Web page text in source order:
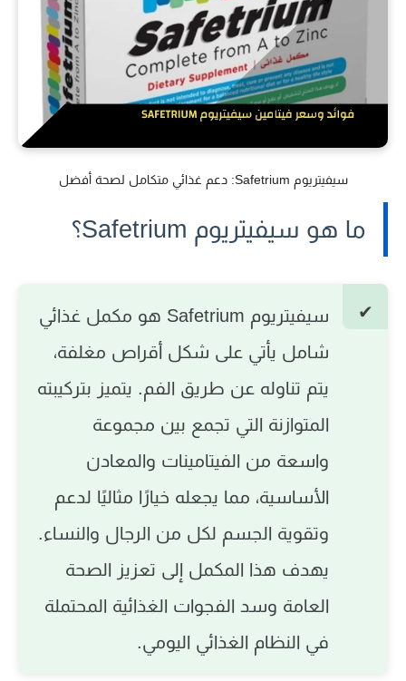
سيفيتريوم Safetrium: دعم غذائي متكامل لصحة أفضل
ما هو سيفيتريوم Safetrium؟
سيفيتريوم Safetrium
هو مكمل غذائي
شامل يأتي على شكل أقراص مغلفة،
يتم تناوله عن طريق الفم. يتميز بتركيبته
المتوازنة التي تجمع بين مجموعة
واسعة من الفيتامينات والمعادن
الأساسية، مما يجعله خيارًا مثاليًا لدعم
وتقوية الجسم لكل من الرجال والنساء.
يهدف هذا المكمل إلى تعزيز الصحة
العامة وسد الفجوات الغذائية المحتملة
في النظام الغذائي اليومي.